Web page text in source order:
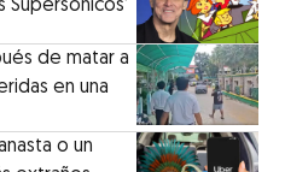
Supersónicos’
de matar a
en una
o un